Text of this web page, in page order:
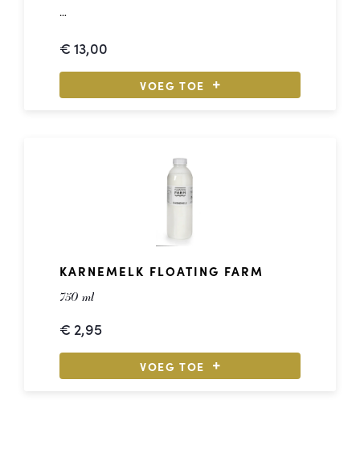
1 - Puntje jong belegen kaas
1 - Pakje Earth water
1 - Candybar
€ 13,00
VOEG TOE
KARNEMELK FLOATING FARM
750 ml
€ 2,95
VOEG TOE